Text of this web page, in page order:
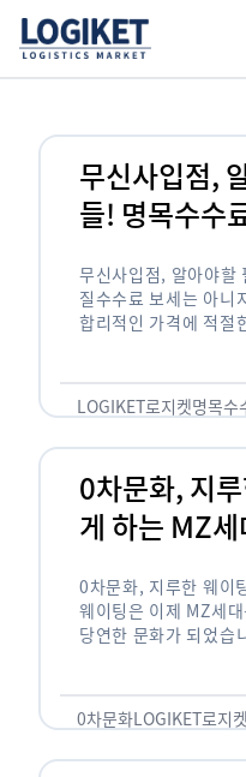
무신사입점,
들! 명목수수
무신사입점, 알아야할
질수수료 보세는 아니
합리적인 가격에 적절
LOGIKET로지켓명목수
0차문화, 지
게 하는 MZ
0차문화, 지루한 웨이
웨이팅은 이제 MZ세
당연한 문화가 되었습
0차문화LOGIKET로지